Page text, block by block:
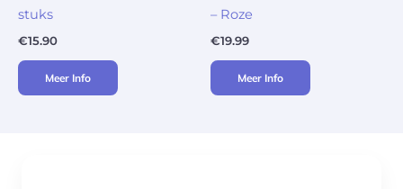
stuks
€15.90
Meer Info
– Roze
€19.99
Meer Info